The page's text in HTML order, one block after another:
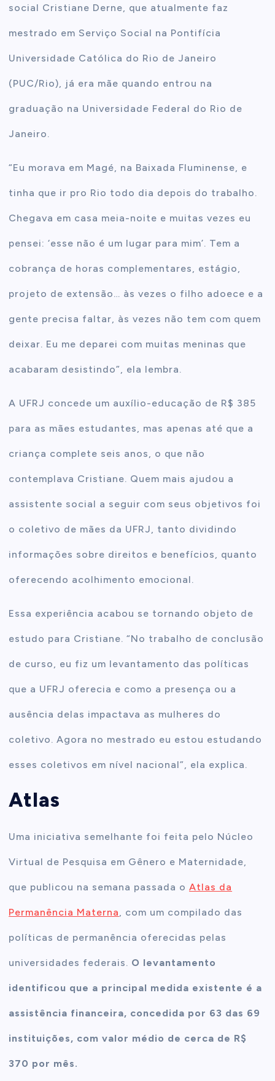
social Cristiane Derne, que atualmente faz
mestrado em Serviço Social na Pontifícia
Universidade Católica do Rio de Janeiro
(PUC/Rio), já era mãe quando entrou na
graduação na Universidade Federal do Rio de
Janeiro.
“Eu morava em Magé, na Baixada Fluminense, e
tinha que ir pro Rio todo dia depois do trabalho.
Chegava em casa meia-noite e muitas vezes eu
pensei: ‘esse não é um lugar para mim’. Tem a
cobrança de horas complementares, estágio,
projeto de extensão… às vezes o filho adoece e a
gente precisa faltar, às vezes não tem com quem
deixar. Eu me deparei com muitas meninas que
acabaram desistindo”, ela lembra.
A UFRJ concede um auxílio-educação de R$ 385
para as mães estudantes, mas apenas até que a
criança complete seis anos, o que não
contemplava Cristiane. Quem mais ajudou a
assistente social a seguir com seus objetivos foi
o coletivo de mães da UFRJ, tanto dividindo
informações sobre direitos e benefícios, quanto
oferecendo acolhimento emocional.
Essa experiência acabou se tornando objeto de
estudo para Cristiane. “No trabalho de conclusão
de curso, eu fiz um levantamento das políticas
que a UFRJ oferecia e como a presença ou a
ausência delas impactava as mulheres do
coletivo. Agora no mestrado eu estou estudando
esses coletivos em nível nacional”, ela explica.
Atlas
Uma iniciativa semelhante foi feita pelo Núcleo
Virtual de Pesquisa em Gênero e Maternidade,
que publicou na semana passada oAtlas da
Permanência Materna, com um compilado das
políticas de permanência oferecidas pelas
universidades federais. O levantamento
identificou que a principal medida existente é a
assistência financeira, concedida por 63 das 69
instituições, com valor médio de cerca de R$
370 por mês.